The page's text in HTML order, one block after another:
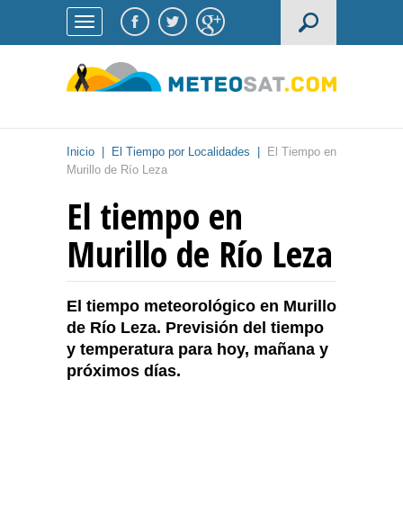
Inicio El Tiempo por Localidades
El Tiempo en
Murillo de Río Leza
El tiempo en
Murillo de Río Leza
El tiempo meteorológico en Murillo
de Río Leza. Previsión del tiempo
y temperatura para hoy, mañana y
próximos días.